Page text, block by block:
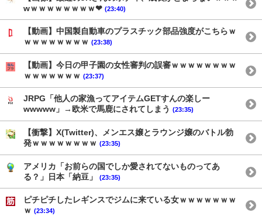
wｗｗｗｗｗｗｗｗ❤ (23:40)
【動画】中国製自動車のプラスチック部品強度がこちらｗ
ｗｗｗｗｗｗｗｗ (23:38)
【動画】今日の甲子園の女性審判の誤審ｗｗｗｗｗｗｗｗ
ｗｗｗｗｗｗｗ (23:37)
JRPG「他人の家漁ってアイテムGETすんの楽しー
wwwww」→欧米で馬鹿にされてしまう (23:35)
【衝撃】X(Twitter)、メンエス嬢とラウンジ嬢のバトル勃
発ｗｗｗｗｗｗｗｗ (23:35)
アメリカ「お前らの国でしか愛されてないものってあ
る？」日本「納豆」
(23:35)
ピチピチしたレギンスでジムに来ている女ｗｗｗｗｗｗｗ
ｗ (23:34)